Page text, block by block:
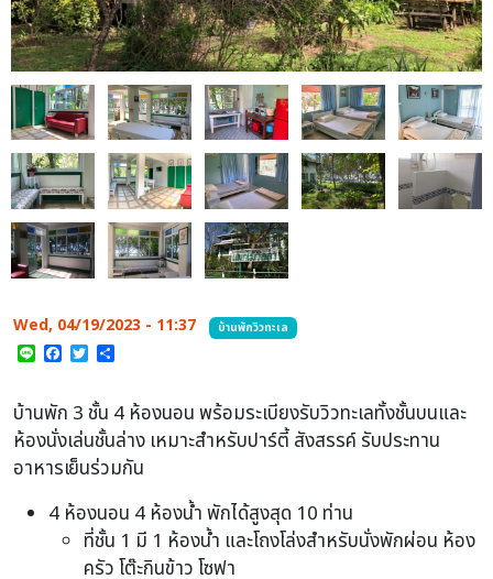
Wed, 04/19/2023 - 11:37 บ้านพักวิวทะเล
LineFacebook
Twitter
บ้านพัก 3 ชั้น 4 ห้องนอน พร้อมระเบียงรับวิวทะเลทั้งชั้นบนและ
ห้องนั่งเล่นชั้นล่าง เหมาะสำหรับปาร์ตี้ สังสรรค์ รับประทาน
อาหารเย็นร่วมกัน
4 ห้องนอน 4 ห้องน้ำ พักได้สูงสุด 10 ท่าน
ที่ชั้น 1 มี 1 ห้องน้ำ และโถงโล่งสำหรับนั่งพักผ่อน ห้อง
ครัว โต๊ะกินข้าว โซฟา